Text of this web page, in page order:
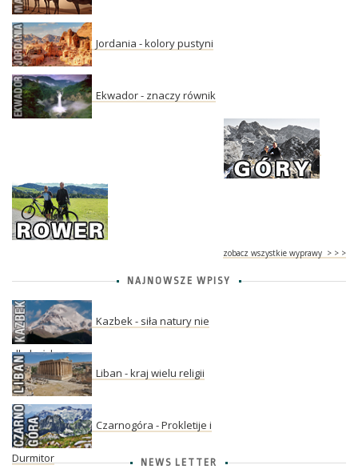
Jordania - kolory pustyni
Ekwador - znaczy równik
zobacz wszystkie wyprawy > > >
NAJNOWSZE WPISY
Kazbek - siła natury nie
dla każdego
Liban - kraj wielu religii
Czarnogóra - Prokletije i
Durmitor NEWS LETTER